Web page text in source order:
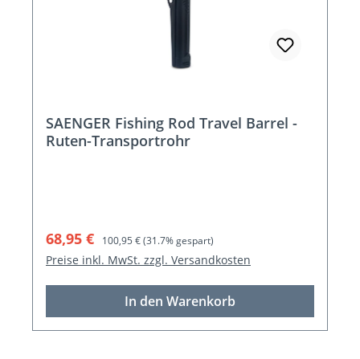
SAENGER Fishing Rod Travel Barrel -
Ruten-Transportrohr
Verkaufspreis:
68,95 € Regulärer Preis:
100,95 €(31.7% gespart)
Preise inkl. MwSt. zzgl. Versandkosten
In den Warenkorb